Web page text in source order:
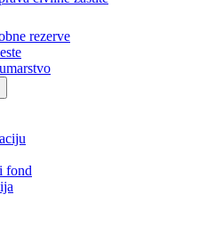
za inspekcijske poslove
civilne zaštite
rezerve